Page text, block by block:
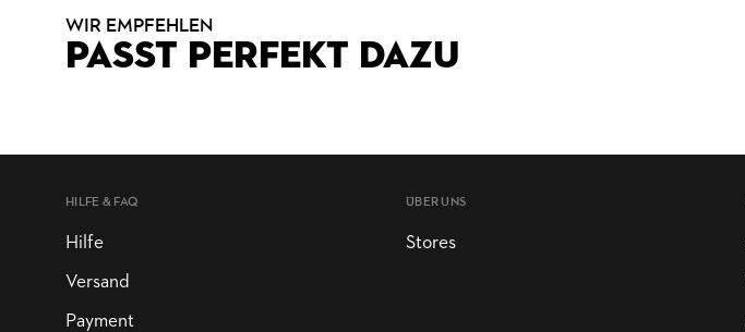
WIR EMPFEHLEN
PASST PERFEKT DAZU
HILFE & FAQ
Hilfe
Versand
Payment
ÜBER UNS
Stores